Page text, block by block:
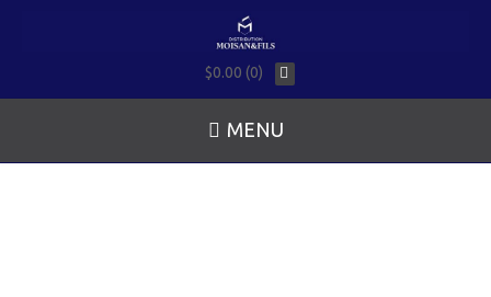
$0.00 (0)
MENU